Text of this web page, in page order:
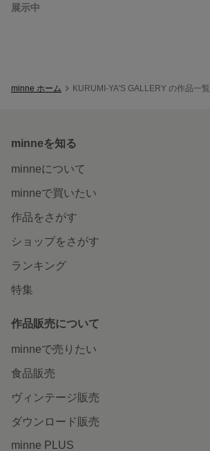
展示中
minne ホーム KURUMI-YA'S GALLERY の作品一覧
minneを知る
minneについて
minneで買いたい
作品をさがす
ショップをさがす
ランキング
特集
作品販売について
minneで売りたい
食品販売
ヴィンテージ販売
ダウンロード販売
minne PLUS